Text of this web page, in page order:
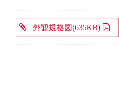
外観規格図(635KB)